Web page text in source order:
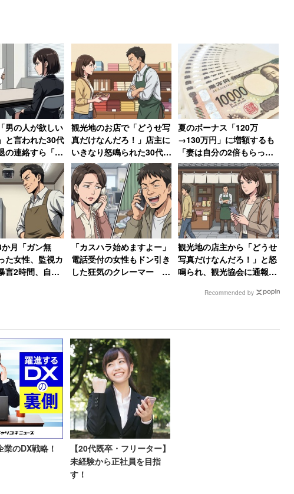
な意味で話題になりそうだ。この投稿に、はてなブックマ
るのかな」
洗脳されて『もしかして俺イケメン？』ってなりそう」
ーム来る」
ケだメン）業株式会社が昭和63年くらいに三代目社長の
た感じであって欲しい」
公表サイトに「イケメン株式会社」という会社が登録されて
つ会社だが電話番号は不明。企業サイトもみつからず、どの
不明だ。
いう大喜利大会が始まった。類義である「株式会社美少女」
特性を打ち出した「株式会社何でも言う事聞かせます」とい
「株式会社社長の言うことすべて聞きます」「株式会社あな
イショが清々しいものも挙げられた。
の〇〇です』って言ってるけど慣
名も多く挙げられた。その社名を見ていくと、いわゆる
られる。1つめは「偶然的おもしろ社名」。
男の人が欲しい
と言われた30代
の連絡すら「電
と時間ももった
」
観光地のお店で「どうせ写
真だけなんだろ！」店主に
いきなり怒鳴られた30代女
性、何も買わずに怒りの退
店【前編】
夏のボーナス「120万
→130万円」に増額するも
「妻は自分の2倍もらって
いる」と語る年収850万円
の30代男性
月「ガン無
た女性、監視カ
言2時間、自転
「カスハラ始めますよー」
電話受付の女性もドン引き
した狂気のクレーマー
観光地の店主から「どうせ
写真だけなんだろ！」と怒
鳴られ、観光協会に通報し
からの悲痛な声も【後編】
Recommended by
のDX戦略！
【20代既卒・フリーター】
未経験から正社員を目指
す！